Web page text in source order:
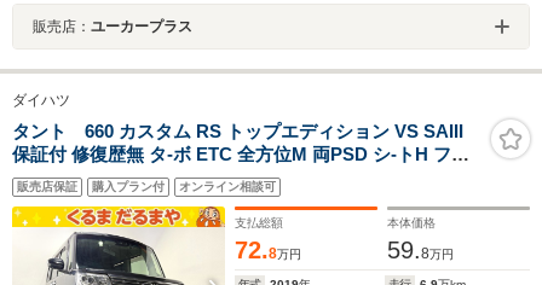
販売店： ユーカープラス
ダイハツ
タント 660 カスタム RS トップエディション VS SAIII
保証付 修復歴無 タ-ボ ETC 全方位M 両PSD シ-トH フル
セグナビTV BT DVD LEDオ-トライト/フォグ Aハイビ-ム
衝突軽減B ESC クリソナ Pスタ-ト Aストップ ステリモ
純正15AW オ-トミラ-格納 ハ-フレザ- Rサンシェ-ド
販売店保証 購入プラン付 オンライン相談可
支払総額
72.8万円
本体価格
59.8万円